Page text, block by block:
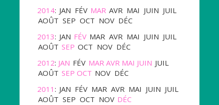
2014: JAN FÉV MAR AVR MAI JUIN JUIL
AOÛT SEP OCT NOV DÉC
2013: JAN FÉV MAR AVR MAI JUIN JUIL
AOÛT SEP OCT NOV DÉC
2012: JAN FÉV MAR AVR MAI JUIN JUIL
AOÛT SEP OCT NOV DÉC
2011 : JAN FÉV MAR AVR MAI JUIN JUIL
AOÛT SEP OCT NOV DÉC